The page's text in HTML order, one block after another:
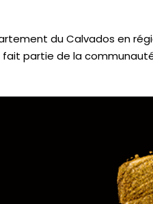
du Calvados en
fait partie de la